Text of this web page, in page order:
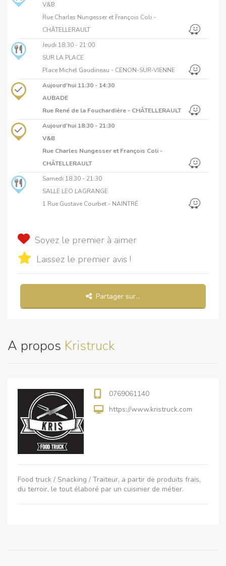
V&B
Rue Charles Nungesser et François Coli -
CHÂTELLERAULT
Jeudi 18:30 - 21:00
SUR LA PLACE
Place Michel Gaudineau - CENON-SUR-VIENNE
Aujourd'hui 11:30 - 14:30
AUBADE
Rue René de la Fouchardière - CHÂTELLERAULT
Aujourd'hui 18:30 - 21:30
V&B
Rue Charles Nungesser et François Coli -
CHÂTELLERAULT
Samedi 18:30 - 21:30
SALLE LEO LAGRANGE
1 Rue Gustave Courbet - NAINTRÉ
Soyez le premier à aimer
Laissez le premier avis !
Partager sur...
A propos Kristruck
0769061140
https://www.kristruck.com
Food truck / Snacking / Traiteur, a partir de produits frais,
du terroir, le tout élaboré par un cuisinier de métier.